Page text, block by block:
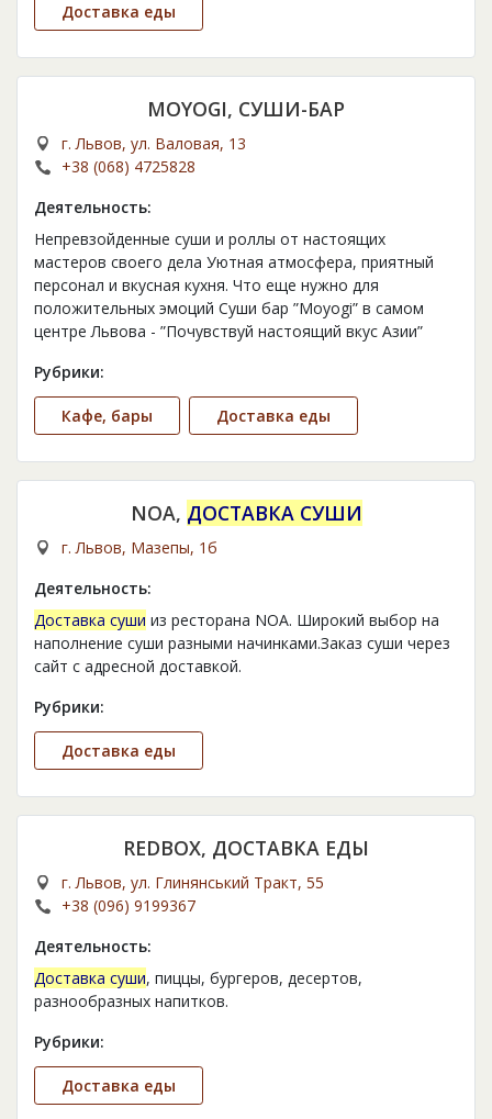
Доставка еды
MOYOGI, СУШИ-БАР
г. Львов, ул. Валовая, 13
+38 (068) 4725828
Деятельность:
Непревзойденные суши и роллы от настоящих
мастеров своего дела Уютная атмосфера, приятный
персонал и вкусная кухня. Что еще нужно для
положительных эмоций Суши бар ”Moyogi” в самом
центре Львова - ”Почувствуй настоящий вкус Азии”
Рубрики:
Кафе, бары Доставка еды
NOA, ДОСТАВКА СУШИ
г. Львов, Мазепы, 1б
Деятельность:
Доставка суши из ресторана NOA. Широкий выбор на
наполнение суши разными начинками.Заказ суши через
сайт с адресной доставкой.
Рубрики:
Доставка еды
REDBOX, ДОСТАВКА ЕДЫ
г. Львов, ул. Глинянський Тракт, 55
+38 (096) 9199367
Деятельность:
Доставка суши, пиццы, бургеров, десертов,
разнообразных напитков.
Рубрики:
Доставка еды